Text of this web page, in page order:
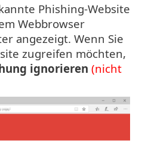
Phishing-Website
Webbrowser
angezeigt. Wenn Sie
zugreifen möchten,
ignorieren (nicht